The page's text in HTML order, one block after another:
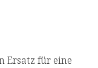
Ersatz für eine